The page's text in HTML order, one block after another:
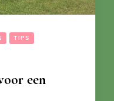
TIPS
een